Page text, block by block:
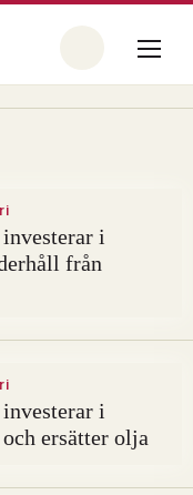
i
från
i
ersätter olja